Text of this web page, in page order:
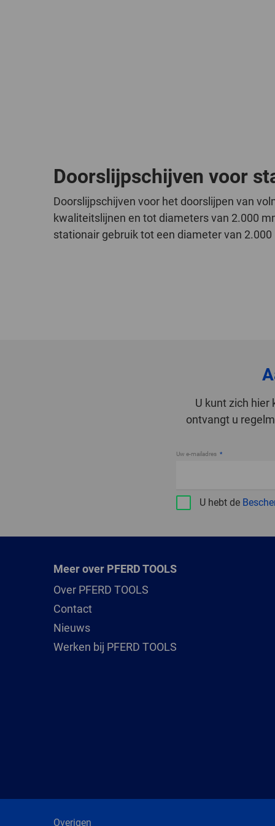
Doorslijpschijven voor
Doorslijpschijven voor het doorslijpen van
kwaliteitslijnen en tot diameters van 2.000
stationair gebruik tot een diameter van
U kunt zich hier
ontvangt u
Uw e-mailadres
U hebt de
Meer over PFERD TOOLS
Over PFERD TOOLS
Contact
Nieuws
Werken bij PFERD TOOLS
Overigen